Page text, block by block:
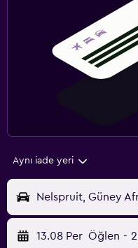
Aynı iade yeri
Nelspruit, Güney
13.08 Per Öğlen -